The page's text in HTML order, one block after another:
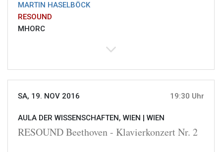
MARTIN HASELBÖCK
RESOUND
MHORC
SA, 19. NOV 2016 19:30 Uhr
AULA DER WISSENSCHAFTEN, WIEN | WIEN
RESOUND Beethoven - Klavierkonzert Nr. 2